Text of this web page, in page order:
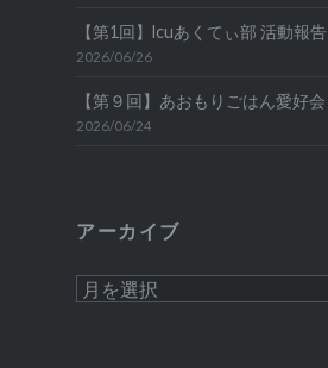
【第1回】lcuあくてぃ部 活動報告
2026/06/26
【第９回】あおもりごはん愛好会
2026/06/24
アーカイブ
ア